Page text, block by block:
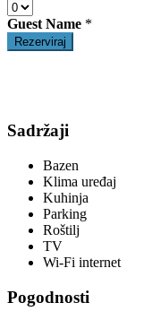
Guest Name *
Sadržaji
Bazen
Klima uređaj
Kuhinja
Parking
Roštilj
TV
Wi-Fi internet
Pogodnosti